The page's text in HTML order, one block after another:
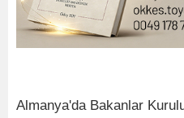
Almanya'da Bakanlar